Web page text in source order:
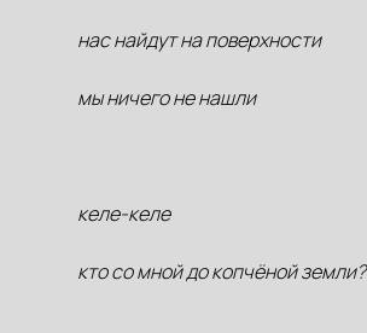
нас найдут на поверхности
мы ничего не нашли
келе-келе
кто со мной до копчёной земли?